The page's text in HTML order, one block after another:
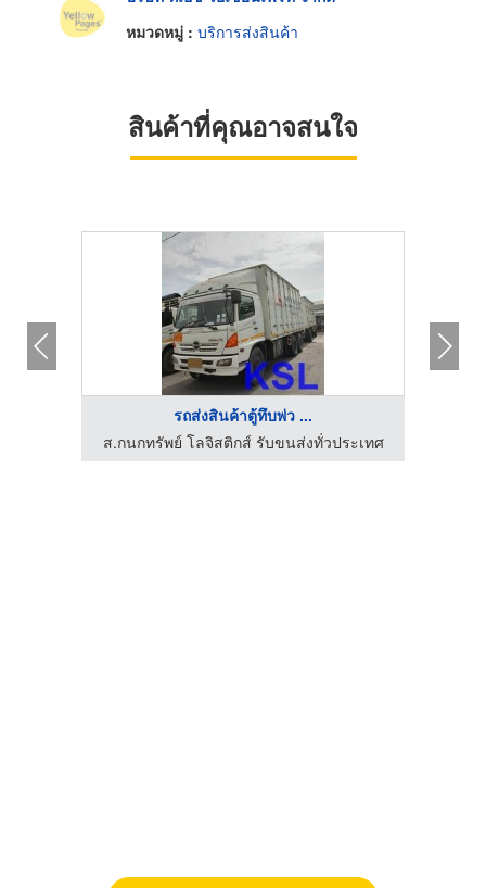
หมวดหมู่ : บริการส่งสินค้า
สินค้าที่คุณอาจสนใจ
รถส่งสินค้าตู้ทึบพ่ว ...
ส.กนกทรัพย์ โลจิสติกส์ รับขนส่งทั่วประเทศ